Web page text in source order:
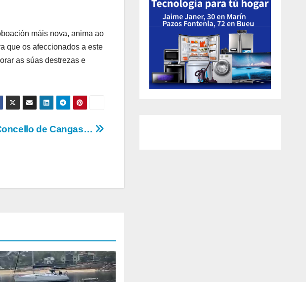
máis nova, anima ao
que os afeccionados a este
as súas destrezas e
de Cangas…